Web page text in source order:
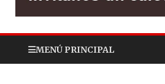
MENÚ PRINCIPAL